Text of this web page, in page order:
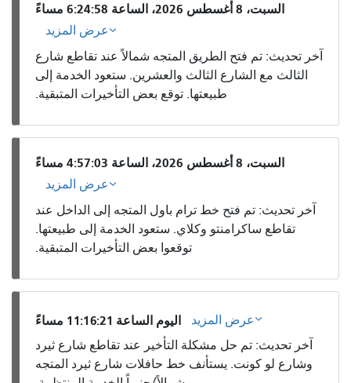
السبت، 8 أغسطس 2026، الساعة 6:24:58 مساءً
عرض المزيد
آخر تحديث: تم فتح الطريق المتجه شمالاً عند تقاطع شارع
الثالث مع الشارع الثالث والعشرين. ستعود الخدمة إلى
طبيعتها. توقع بعض التأخيرات المتبقية.
السبت، 8 أغسطس 2026، الساعة 4:57:03 مساءً
عرض المزيد
آخر تحديث: تم فتح خط ترام باول المتجه إلى الداخل عند
تقاطع ساكرامنتو وكلاي. ستعود الخدمة إلى طبيعتها.
توقعوا بعض التأخيرات المتبقية.
اليوم الساعة 11:16:21 مساءً
عرض المزيد
آخر تحديث: تم حل مشكلة التأخير عند تقاطع شارع ثيرد
وشارع لو كونت. يستأنف خط حافلات شارع ثيرد المتجه